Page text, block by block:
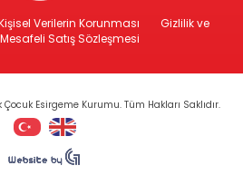
Verilerin Korunması
Gizlilik ve
Mesafeli Satış Sözleşmesi
Çocuk Esirgeme Kurumu. Tüm Hakları Saklıdır.